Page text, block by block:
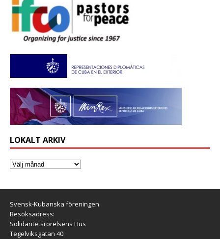
LOKALT ARKIV
Svensk-Kubanska föreningen
Besöksadress:
Solidaritetsrörelsens Hus
Tegelviksgatan 40